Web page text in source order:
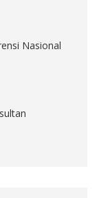
Nasional